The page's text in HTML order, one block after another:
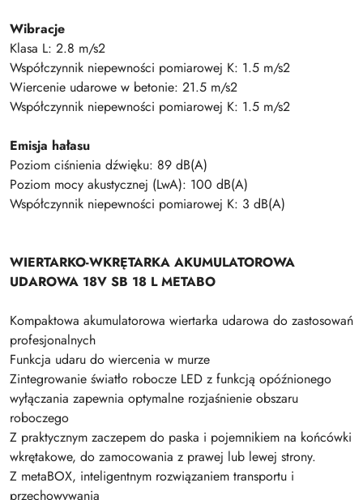
Wibracje
Klasa L: 2.8 m/s2
Współczynnik niepewności pomiarowej K: 1.5 m/s2
Wiercenie udarowe w betonie: 21.5 m/s2
Współczynnik niepewności pomiarowej K: 1.5 m/s2
Emisja hałasu
Poziom ciśnienia dźwięku: 89 dB(A)
Poziom mocy akustycznej (LwA): 100 dB(A)
Współczynnik niepewności pomiarowej K: 3 dB(A)
WIERTARKO-WKRĘTARKA AKUMULATOROWA
UDAROWA 18V SB 18 L METABO
Kompaktowa akumulatorowa wiertarka udarowa do zastosowań
profesjonalnych
Funkcja udaru do wiercenia w murze
Zintegrowanie światło robocze LED z funkcją opóźnionego
wyłączania zapewnia optymalne rozjaśnienie obszaru
roboczego
Z praktycznym zaczepem do paska i pojemnikiem na końcówki
wkrętakowe, do zamocowania z prawej lub lewej strony.
Z metaBOX, inteligentnym rozwiązaniem transportu i
przechowywania